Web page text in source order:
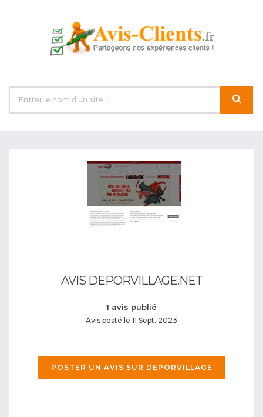
AVIS DEPORVILLAGE.NET
1 avis publié
Avis posté le 11 Sept. 2023
POSTER UN AVIS SUR DEPORVILLAGE